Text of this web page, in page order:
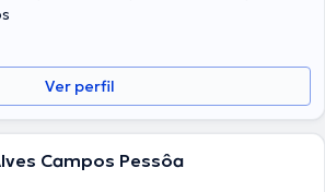
Ver perfil
Campos Pessôa